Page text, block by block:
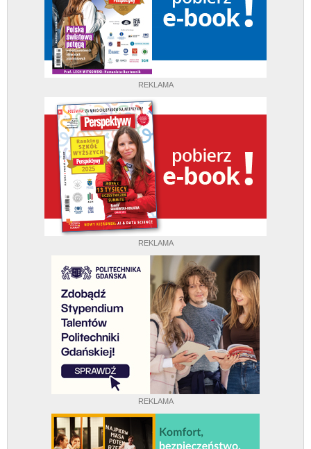
REKLAMA
REKLAMA
REKLAMA